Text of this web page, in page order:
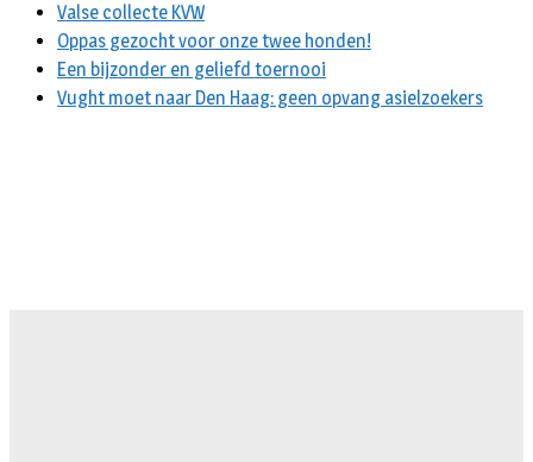
Valse collecte KVW
Oppas gezocht voor onze twee honden!
Een bijzonder en geliefd toernooi
Vught moet naar Den Haag: geen opvang asielzoekers